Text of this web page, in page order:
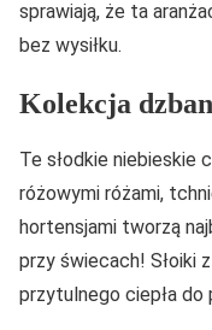
sprawiają, że ta
bez wysiłku.
Kolekcja
Te słodkie niebieskie
różowymi różami,
hortensjami tworzą
przy świecach! Słoiki
przytulnego ciepła